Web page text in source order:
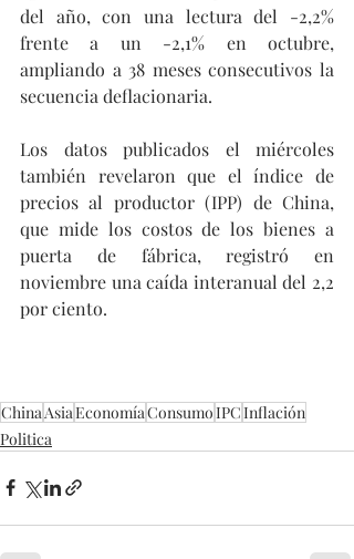
del año, con una lectura del -2,2%
frente a un -2,1% en octubre,
ampliando a 38 meses consecutivos la
secuencia deflacionaria.
Los datos publicados el miércoles
también revelaron que el índice de
precios al productor (IPP) de China,
que mide los costos de los bienes a
puerta de fábrica, registró en
noviembre una caída interanual del 2,2
por ciento.
China AsiaEconomíaConsumoIPCInflación
Politica